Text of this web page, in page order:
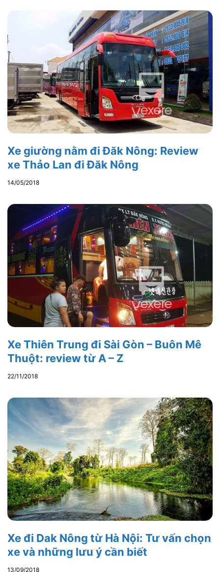
Xe giường nằm đi Đăk Nông: Review
xe Thảo Lan đi Đăk Nông
14/05/2018
Xe Thiên Trung đi Sài Gòn – Buôn Mê
Thuột: review từ A – Z
22/11/2018
Xe đi Dak Nông từ Hà Nội: Tư vấn chọn
xe và những lưu ý cần biết
13/09/2018